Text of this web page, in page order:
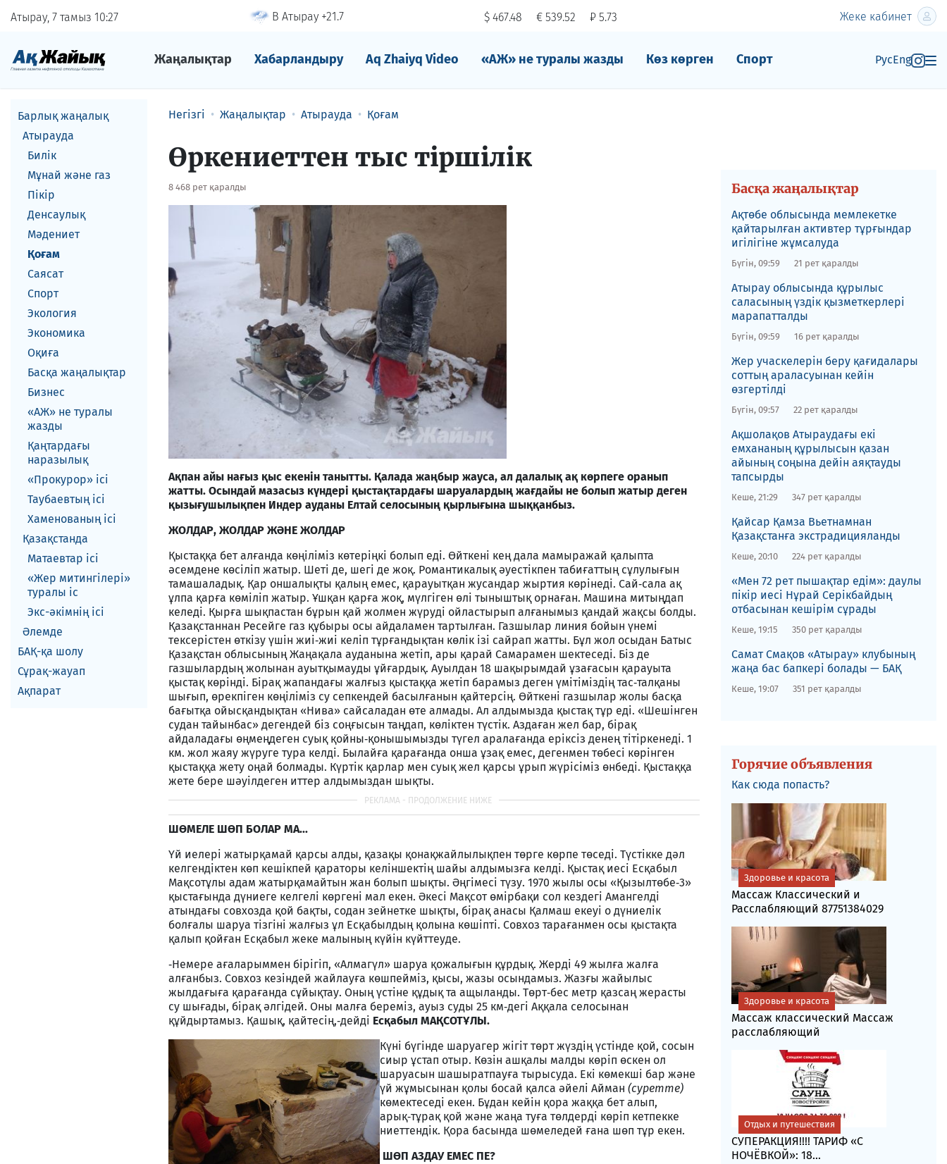
Атырау, 7 тамыз 10 27 В Атырау +21.7 $ 467.48 € 539.52 ₽ 5.73 Жеке кабинет
Жаңалықтар Хабарландыру Aq Zhaiyq Video «АЖ» не туралы жазды Көз көрген Спорт РусEng
Барлық жаңалық
Атырауда
Билік
Мұнай және газ
Пікір
Денсаулық
Мәдениет
Қоғам
Саясат
Спорт
Экология
Экономика
Оқиға
Басқа жаңалықтар
Бизнес
«АЖ» не туралы
жазды
Қаңтардағы
наразылық
«Прокурор» ісі
Таубаевтың ісі
Хаменованың ісі
Қазақстанда
Матаевтар ici
«Жер митингілері»
туралы іс
Экс-әкiмнiң iсi
Әлемде
БАҚ-қа шолу
Сұрақ-жауап
Ақпарат
Негізгі Жаңалықтар Атырауда Қоғам
Өркениеттен тыс тіршілік
8 468 рет қаралды
Ақпан айы нағыз қыс екенін танытты. Қалада жаңбыр жауса, ал далалық ақ көрпеге оранып
жатты. Осындай мазасыз күндері қыстақтардағы шаруалардың жағдайы не болып жатыр деген
қызығушылықпен Индер ауданы Елтай селосының қырлығына шыққанбыз.
ЖОЛДАР, ЖОЛДАР ЖӘНЕ ЖОЛДАР
Қыстаққа бет алғанда көңіліміз көтеріңкі болып еді. Өйткені кең дала мамыражай қалыпта
әсемдене көсіліп жатыр. Шеті де, шегі де жоқ. Романтикалық әуестікпен табиғаттың сұлулығын
тамашаладық. Қар оншалықты қалың емес, қарауытқан жусандар жыртия көрінеді. Сай‑сала ақ
ұлпа қарға көміліп жатыр. Ұшқан қарға жоқ, мүлгіген өлі тыныштық орнаған. Машина митыңдап
келеді. Қырға шықпастан бұрын қай жолмен жүруді ойластырып алғанымыз қандай жақсы болды.
Қазақстаннан Ресейге газ құбыры осы айдаламен тартылған. Газшылар линия бойын үнемі
тексерістен өткізу үшін жиі‑жиі келіп тұрғандықтан көлік ізі сайрап жатты. Бұл жол осыдан Батыс
Қазақстан облысының Жаңақала ауданына жетіп, ары қарай Самарамен шектеседі. Біз де
газшылардың жолынан ауытқымауды ұйғардық. Ауылдан 18 шақырымдай ұзағасын қарауыта
қыстақ көрінді. Бірақ жапандағы жалғыз қыстаққа жетіп барамыз деген үмітіміздің тас‑талқаны
шығып, өрекпіген көңіліміз су сепкендей басылғанын қайтерсің. Өйткені газшылар жолы басқа
бағытқа ойысқандықтан «Нива» сай­саладан өте алмады. Ал алдымызда қыстақ тұр еді. «Шешінген
судан тайынбас» дегендей біз соңғысын таңдап, көліктен түстік. Аздаған жел бар, бірақ
айдаладағы өңмеңдеген суық қойны‑қонышымызды түгел аралағанда еріксіз денең тітіркенеді. 1
км. жол жаяу жүруге тура келді. Былайға қарағанда онша ұзақ емес, дегенмен төбесі көрінген
қыстаққа жету оңай болмады. Күртік қарлар мен суық жел қарсы ұрып жүрісіміз өнбеді. Қыстаққа
жете бере шәуілдеген иттер алдымыздан шықты.
ШӨМЕЛЕ ШӨП БОЛАР МА...
Үй иелері жатырқамай қарсы алды, қазақы қонақжайлылықпен төрге көрпе төседі. Түстікке дәл
келгендіктен көп кешікпей қараторы келіншектің шайы алдымызға келді. Қыстақ иесі Есқабыл
Мақсотұлы адам жатырқамайтын жан болып шықты. Әңгімесі түзу. 1970 жылы осы «Қызылтөбе‑3»
қыстағында дүниеге келгелі көргені мал екен. Әкесі Мақсот өмірбақи сол кездегі Амангелді
атындағы совхозда қой бақты, содан зейнетке шықты, бірақ анасы Қалмаш екеуі о дүниелік
болғалы шаруа тізгіні жалғыз ұл Есқабылдың қолына көшіпті. Совхоз тарағанмен осы қыстақта
қалып қойған Есқабыл жеке малының күйін күйттеуде.
‑Немере ағаларыммен бірігіп, «Алмагүл» шаруа қожалығын құрдық. Жерді 49 жылға жалға
алғанбыз. Совхоз кезіндей жайлауға көшпейміз, қысы, жазы осындамыз. Жазғы жайылыс
жылдағыға қарағанда сұйықтау. Оның үстіне құдық та ащыланды. Төрт‑бес метр қазсаң жерасты
су шығады, бірақ әлгідей. Оны малға береміз, ауыз суды 25 км‑дегі Аққала селосынан
құйдыртамыз. Қашық, қайтесің,‑дейді Есқабыл МАҚСОТҰЛЫ.
Күні бүгінде шаруагер жігіт төрт жүздің үстінде қой, сосын
сиыр ұстап отыр. Көзін ашқалы малды көріп өскен ол
шаруасын шашыратпауға тырысуда. Екі көмекші бар және
үй жұмысынан қолы босай қалса әйелі Айман (суретте)
көмектеседі екен. Бұдан кейін қора жаққа бет алып,
арық‑тұрақ қой және жаңа туға төлдерді көріп кетпекке
ниеттендік. Қора басында шөмеледей ғана шөп тұр екен.
ШӨП АЗДАУ ЕМЕС ПЕ?
Басқа жаңалықтар
​Ақтөбе облысында мемлекетке
қайтарылған активтер тұрғындар
игілігіне жұмсалуда
Бүгін, 09:59 21 рет қаралды
​Атырау облысында құрылыс
саласының үздік қызметкерлері
марапатталды​
Бүгін, 09:59 16 рет қаралды
Жер учаскелерін беру қағидалары
соттың араласуынан кейін
өзгертілді
Бүгін, 09:57 22 рет қаралды
Ақшолақов Атыраудағы екі
емхананың құрылысын қазан
айының соңына дейін аяқтауды
тапсырды
Кеше, 21:29 347 рет қаралды
​Қайсар Қамза Вьетнамнан
Қазақстанға экстрадицияланды
Кеше, 20:10 224 рет қаралды
«Мен 72 рет пышақтар едім»: даулы
пікір иесі Нұрай Серікбайдың
отбасынан кешірім сұрады
Кеше, 19:15 350 рет қаралды
​Самат Смақов «Атырау» клубының
жаңа бас бапкері болады — БАҚ
Кеше, 19:07 351 рет қаралды
Горячие объявления
Как сюда попасть?
Массаж Классический и
Расслабляющий 87751384029
Здоровье и красота
Массаж классический Массаж
расслабляющий
Здоровье и красота
СУПЕРАКЦИЯ!!!! ТАРИФ «C
НОЧЁВКОЙ»: 18...
Отдых и путешествия